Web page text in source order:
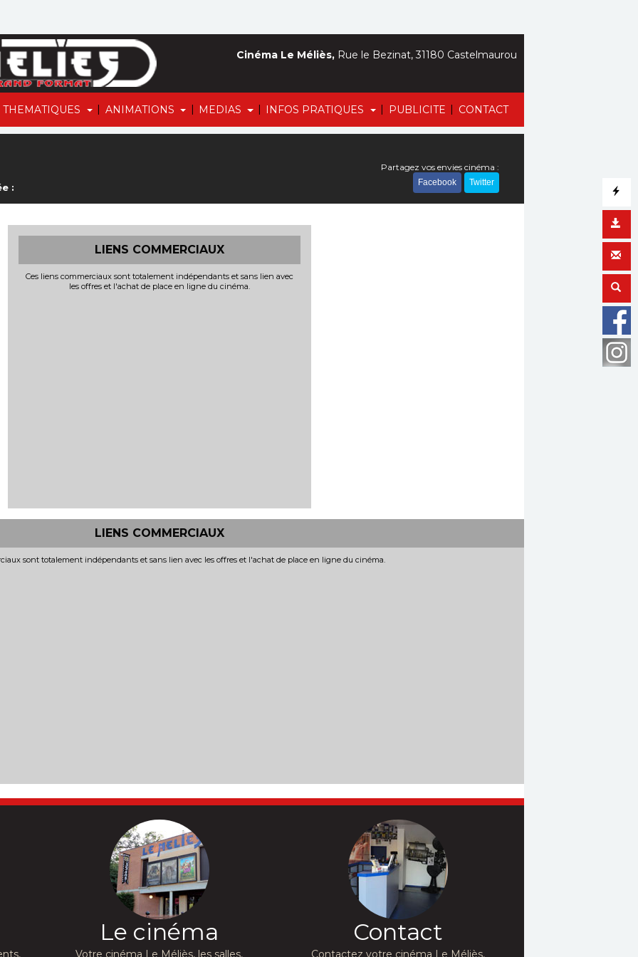
THEMATIQUES | ANIMATIONS | MEDIAS | INFOS PRATIQUES | PUBLICITE | CONTACT
Cinéma Le Méliès, Rue le Bezinat, 31180 Castelmaurou
:
Partagez vos envies cinéma :
Facebook Twitter
LIENS COMMERCIAUX
Ces liens commerciaux sont totalement indépendants et sans lien avec
les offres et l'achat de place en ligne du cinéma.
LIENS COMMERCIAUX
sont totalement indépendants et sans lien avec les offres et l'achat de place en ligne du cinéma.
Le cinéma
Votre cinéma Le Méliès, les salles,
Contact
Contactez votre cinéma Le Méliès,